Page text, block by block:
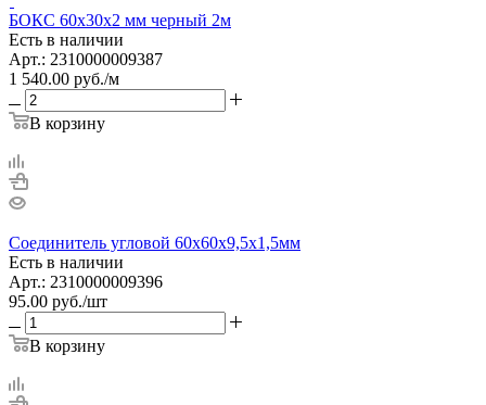
БОКС 60х30х2 мм черный 2м
Есть в наличии
Арт.: 2310000009387
1 540.00 руб./м
В корзину
Соединитель угловой 60х60х9,5х1,5мм
Есть в наличии
Арт.: 2310000009396
95.00 руб./шт
В корзину